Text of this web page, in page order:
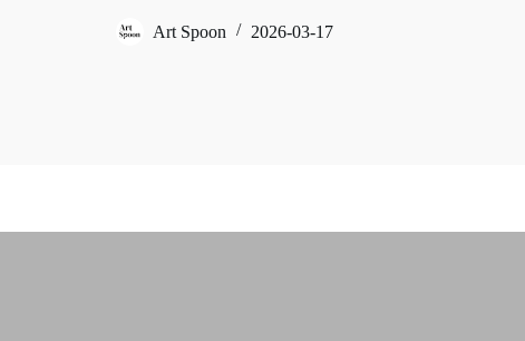
Art Spoon 2026-03-17